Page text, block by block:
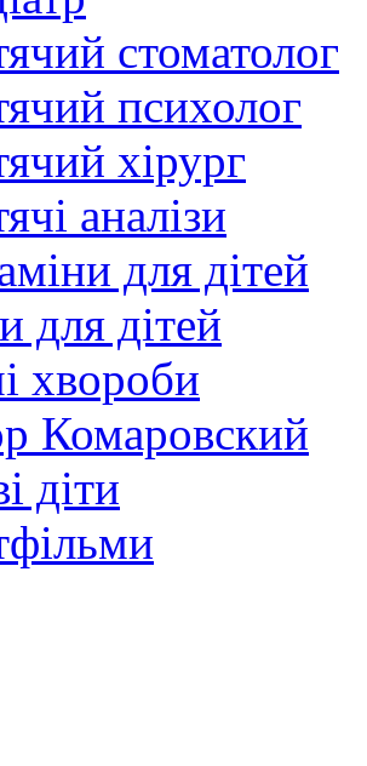
стоматолог
психолог
хірург
аналізи
для дітей
для дітей
хвороби
Комаровский
діти